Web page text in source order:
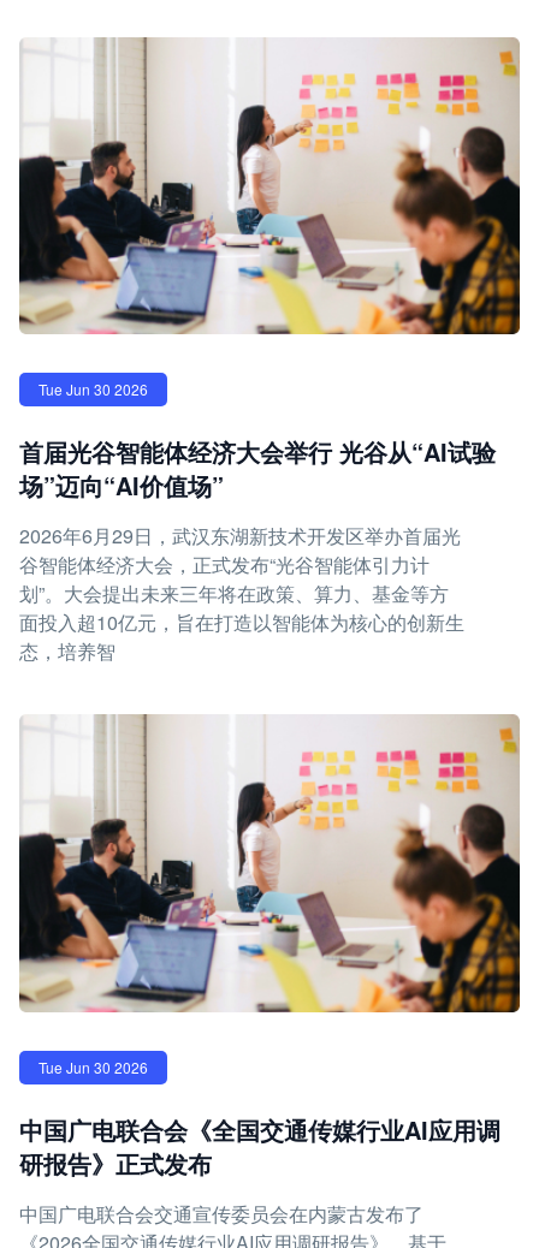
Tue Jun 30 2026
首届光谷智能体经济大会举行 光谷从“AI试验
场”迈向“AI价值场”
2026年6月29日，武汉东湖新技术开发区举办首届光
谷智能体经济大会，正式发布“光谷智能体引力计
划”。大会提出未来三年将在政策、算力、基金等方
面投入超10亿元，旨在打造以智能体为核心的创新生
态，培养智
Tue Jun 30 2026
中国广电联合会《全国交通传媒行业AI应用调
研报告》正式发布
中国广电联合会交通宣传委员会在内蒙古发布了
《2026全国交通传媒行业AI应用调研报告》，基于